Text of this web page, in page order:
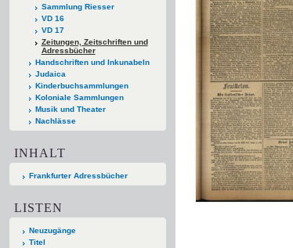
Sammlung Riesser
VD 16
VD 17
Zeitungen, Zeitschriften und
Adressbücher
Handschriften und Inkunabeln
Judaica
Kinderbuchsammlungen
Koloniale Sammlungen
Musik und Theater
Nachlässe
INHALT
Frankfurter Adressbücher
LISTEN
Neuzugänge
Titel